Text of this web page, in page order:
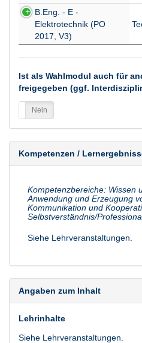
B.Eng. - E -
Elektrotechnik (PO
2017, V3)
Ist als Wahlmodul auch für
freigegeben (ggf.
Nein
Kompetenzen /
Kompetenzbereiche: Wissen
Anwendung und Erzeugung
Kommunikation und
Selbstverständnis/
Siehe Lehrveranstaltungen.
Angaben zum Inhalt
Lehrinhalte
Siehe Lehrveranstaltungen.